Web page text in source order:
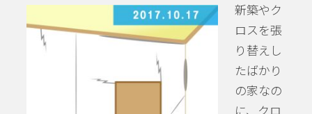
新築やク
ロスを張
り替えし
たばかり
の家なの
に、クロ